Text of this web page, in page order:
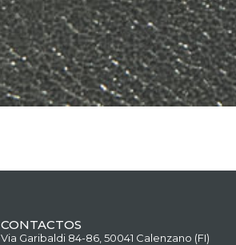
CONTACTOS
Via Garibaldi 84-86, 50041 Calenzano (FI)